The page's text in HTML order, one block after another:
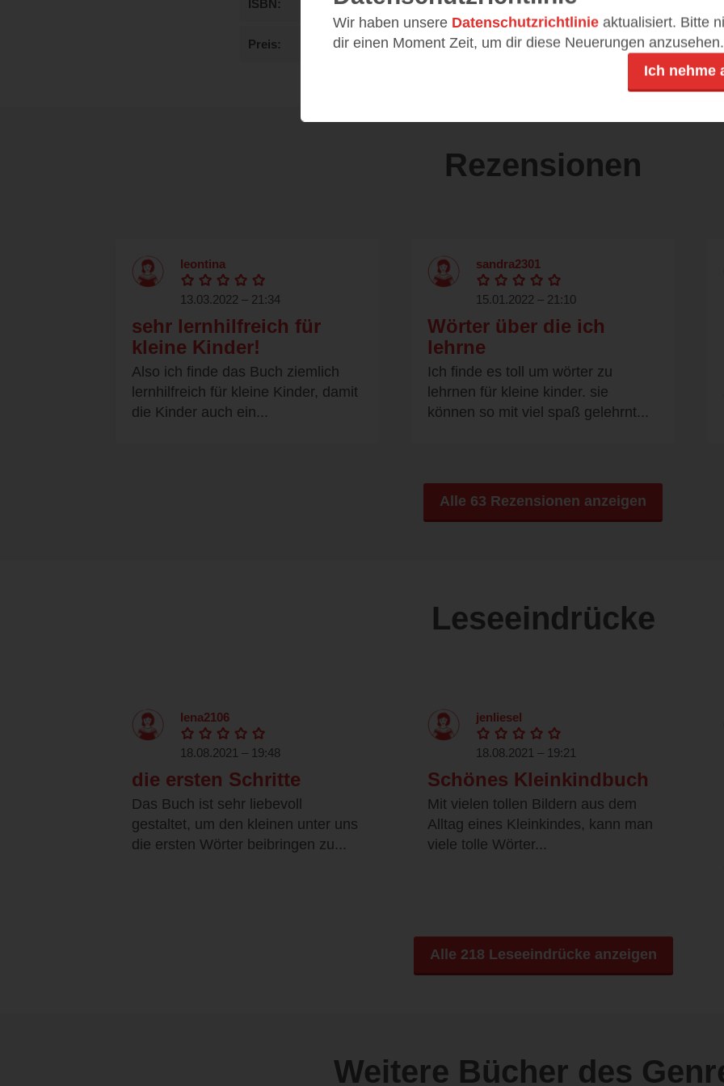
ISBN 8-3-473-30141-6
Preis DE14,99 €
Rezensionen
leontina
13.03.2022 – 21:34
sehr lernhilfreich für
kleine Kinder!
Also ich finde das Buch ziemlich
lernhilfreich für kleine Kinder, damit
die Kinder auch ein...
sandra2301
15.01.2022 – 21:10
Wörter über die ich
lehrne
Ich finde es toll um wörter zu
lehrnen für kleine kinder. sie
können so mit viel spaß gelehrnt...
Alle 63 Rezensionen anzeigen
Leseeindrücke
lena2106
18.08.2021 – 19:48
die ersten Schritte
Das Buch ist sehr liebevoll
gestaltet, um den kleinen unter uns
die ersten Wörter beibringen zu...
jenliesel
18.08.2021 – 19:21
Schönes Kleinkindbuch
Mit vielen tollen Bildern aus dem
Alltag eines Kleinkindes, kann man
viele tolle Wörter...
Alle 218 Leseeindrücke anzeigen
Weitere Bücher des
Wir haben unsere Datenschutzrichtlinie aktualisiert. Bitte
dir einen Moment Zeit, um dir diese Neuerungen anzusehen.
Ich nehme